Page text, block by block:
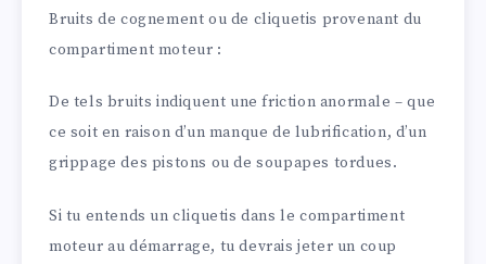
Bruits de cognement ou de cliquetis provenant du
compartiment moteur :
De tels bruits indiquent une friction anormale – que
ce soit en raison d’un manque de lubrification, d’un
grippage des pistons ou de soupapes tordues.
Si tu entends un cliquetis dans le compartiment
moteur au démarrage, tu devrais jeter un coup